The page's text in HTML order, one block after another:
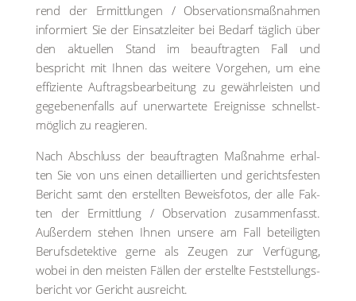
rend der Ermitt­lun­gen / Obser­va­ti­ons­maß­nah­men
infor­miert Sie der Ein­satz­lei­ter bei Bedarf täg­lich über
den aktu­el­len Stand im beauf­trag­ten Fall und
bespricht mit Ihnen das wei­te­re Vor­ge­hen, um eine
effi­zi­en­te Auf­trags­be­ar­bei­tung zu gewähr­leis­ten und
gege­be­nen­falls auf uner­war­te­te Ereig­nis­se schnellst­
mög­lich zu reagie­ren.
Nach Abschluss der beauf­trag­ten Maß­nah­me erhal­
ten Sie von uns einen detail­lier­ten und gerichts­fes­ten
Bericht samt den erstell­ten Beweis­fo­tos, der alle Fak­
ten der Ermitt­lung / Obser­va­ti­on zusam­men­fasst.
Außer­dem ste­hen Ihnen unse­re am Fall betei­lig­ten
Berufs­de­tek­ti­ve ger­ne als Zeu­gen zur Ver­fü­gung,
wobei in den meis­ten Fäl­len der erstell­te Fest­stel­lungs­
be­richt vor Gericht aus­reicht.